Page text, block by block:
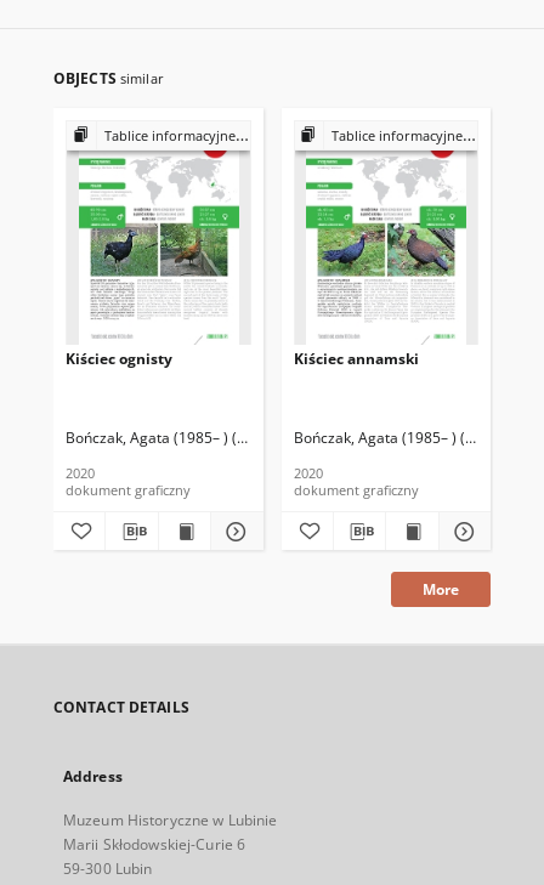
OBJECTS similar
Tablice informacyjne : Ptaki
Kiściec ognisty
Bończak, Agata (1985– ) (oprac. graf.)
2020
dokument graficzny
Tablice informacyjne : Ptaki
Kiściec annamski
Bończak, Agata (1985– ) (oprac.
2020
dokument graficzny
More
CONTACT DETAILS
Address
Muzeum Historyczne w Lubinie
Marii Skłodowskiej-Curie 6
59-300 Lubin